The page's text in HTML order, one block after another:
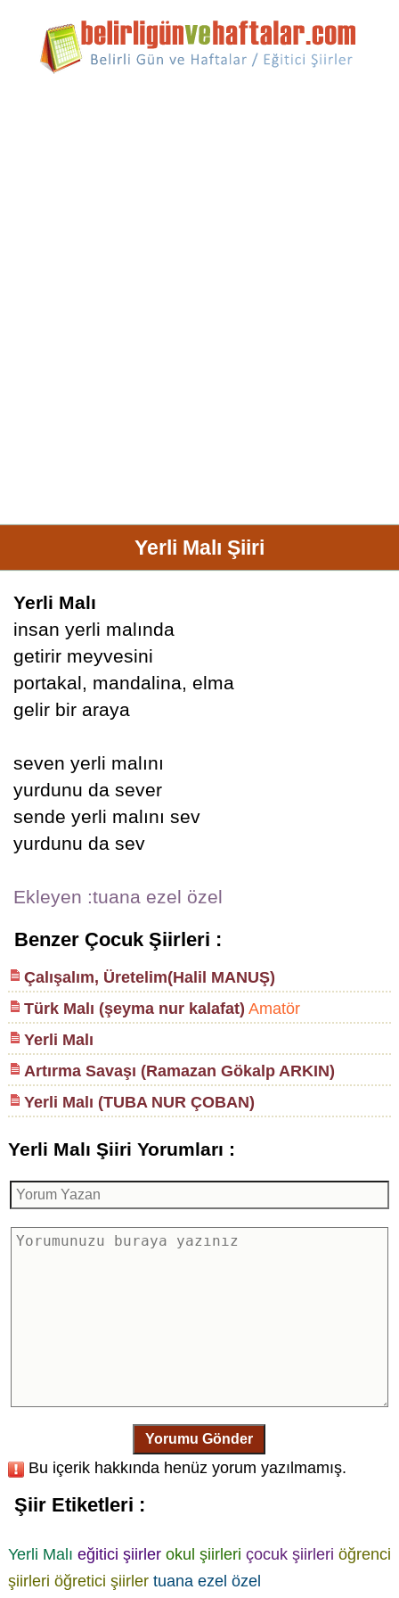
Yerli Malı Şiiri
Yerli Malı
insan yerli malında
getirir meyvesini
portakal, mandalina, elma
gelir bir araya
seven yerli malını
yurdunu da sever
sende yerli malını sev
yurdunu da sev
Ekleyen :tuana ezel özel
Benzer Çocuk Şiirleri :
Çalışalım, Üretelim(Halil MANUŞ)
Türk Malı (şeyma nur kalafat) Amatör
Yerli Malı
Artırma Savaşı (Ramazan Gökalp ARKIN)
Yerli Malı (TUBA NUR ÇOBAN)
Yerli Malı Şiiri Yorumları :
Yorumu Gönder
Bu içerik hakkında henüz yorum yazılmamış.
Şiir Etiketleri :
Yerli Malı eğitici şiirler okul şiirleri çocuk şiirleri öğrenci
şiirleri öğretici şiirler tuana ezel özel